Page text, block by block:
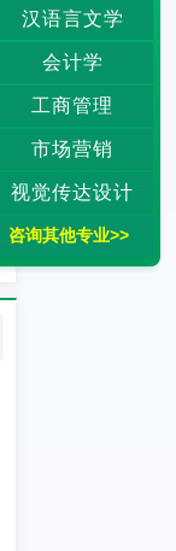
汉语言文学
会计学
工商管理
市场营销
视觉传达设计
咨询其他专业>>